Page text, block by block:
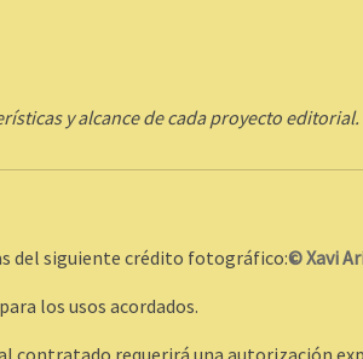
y alcance de cada proyecto editorial.
del siguiente crédito fotográfico:© Xavi
los usos acordados.
contratado requerirá una autorización